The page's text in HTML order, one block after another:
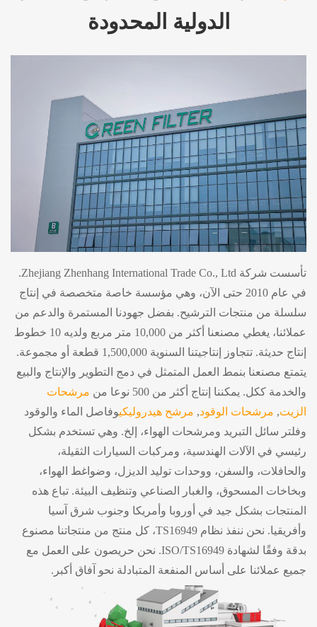
الدولية المحدودة
تأسست شركة Zhejiang Zhenhang International Trade Co., Ltd.
في عام 2010 حتى الآن، وهي مؤسسة خاصة متخصصة في إنتاج
سلسلة من منتجات الترشيح. بفضل جهودنا المستمرة والدعم من
عملائنا، يغطي مصنعنا أكثر من 10,000 متر مربع ولديه 10 خطوط
إنتاج حديثة. تتجاوز إنتاجيتنا السنوية 1,500,000 قطعة أو مجموعة.
يتمتع مصنعنا بنمط العمل المتمثل في دمج التطوير والإنتاج والبيع
والخدمة ككل. يمكننا إنتاج أكثر من 500 نوعا من
مرشحات
الزيت, مرشحات الوقود, مرشح هيدروليكيوفاصل الماء والوقود
وفلتر سائل التبريد ومرشحات الهواء، إلخ. وهي تستخدم بشكل
رئيسي في الآلات الهندسية، ومركبات السيارات الثقيلة،
والحافلات، والسفن، ووحدات توليد الديزل، وضواغط الهواء،
وبخاخات المسحوق، والغبار الصناعي وتنظيف البيئة. تباع هذه
المنتجات بشكل جيد في أوروبا وأمريكا وجنوب شرق آسيا
وأفريقيا. نحن ننفذ نظام TS16949، كل منتج من منتجاتنا مصنوع
بدقة وفقًا لشهادة ISO/TS16949. نحن حريصون على العمل مع
جميع عملائنا على أساس المنفعة المتبادلة نحو آفاق أكبر.